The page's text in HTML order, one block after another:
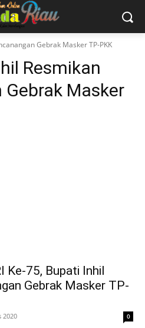
Gebrak Masker TP-PKK
Resmikan
Masker
Ke-75, Bupati Inhil
Gebrak Masker TP-
2020 0